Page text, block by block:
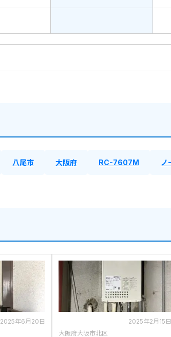
八尾市 大阪府 RC-7607M ノ
2025年6月20日
2025年2月15日
大阪府大阪市北区